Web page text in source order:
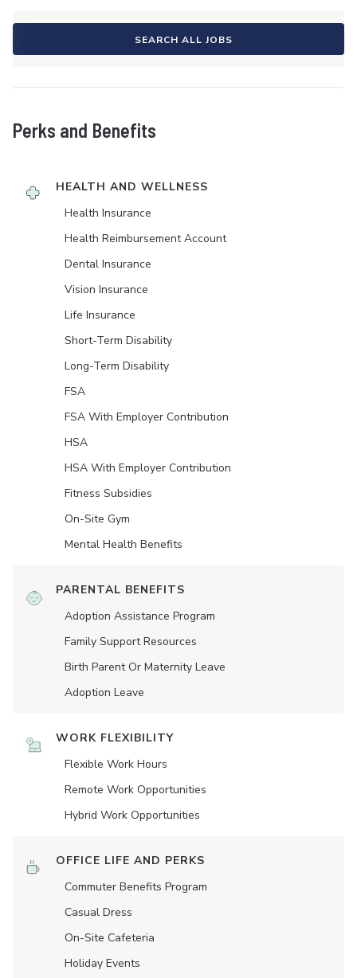
SEARCH ALL JOBS
Perks and Benefits
HEALTH AND WELLNESS
Health Insurance
Health Reimbursement Account
Dental Insurance
Vision Insurance
Life Insurance
Short-Term Disability
Long-Term Disability
FSA
FSA With Employer Contribution
HSA
HSA With Employer Contribution
Fitness Subsidies
On-Site Gym
Mental Health Benefits
PARENTAL BENEFITS
Adoption Assistance Program
Family Support Resources
Birth Parent Or Maternity Leave
Adoption Leave
WORK FLEXIBILITY
Flexible Work Hours
Remote Work Opportunities
Hybrid Work Opportunities
OFFICE LIFE AND PERKS
Commuter Benefits Program
Casual Dress
On-Site Cafeteria
Holiday Events